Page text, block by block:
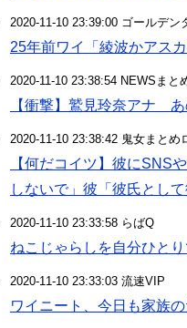
2020-11-10 23:39:00 ゴールデン
25年前ワイ「綾波かアス
2020-11-10 23:38:54 NEWSまと
【衝撃】鷲見玲奈アナ
2020-11-10 23:38:42 鬼女まと
【何だコイツ】彼にSNS
しないで」彼「彼氏とし
2020-11-10 23:33:58 らばQ
ねこじゃらしを自分ひと
2020-11-10 23:33:03 流速VIP
ワイニート、今日も家族